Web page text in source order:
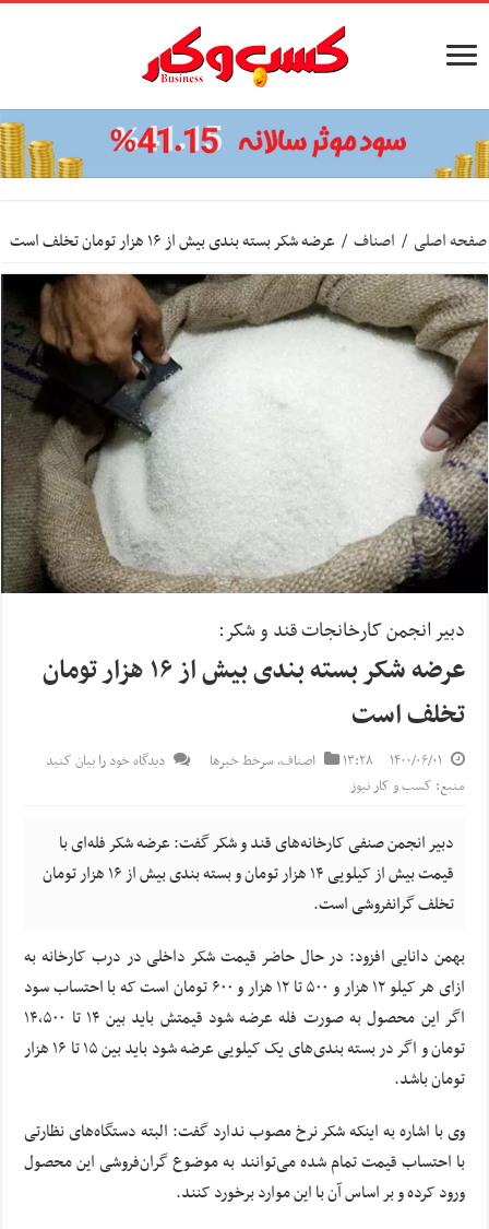
صفحه اصلی / اصناف / عرضه شکر بسته بندی بیش از ۱۶ هزار تومان تخلف است
دبیر انجمن کارخانجات قند و شکر:
عرضه شکر بسته بندی بیش از ۱۶ هزار تومان
تخلف است
۱۴۰۰/۰۶/۰۱ ۱۳:۲۸ اصناف,سرخط خبرها
دیدگاه خود را بیان کنید
منبع: کسب و کار نیوز
دبیر انجمن صنفی کارخانه‌های قند و شکر گفت: عرضه شکر فله‌ای با
قیمت بیش از کیلویی ۱۴ هزار تومان و بسته بندی بیش از ۱۶ هزار تومان
تخلف گرانفروشی است.
بهمن دانایی افزود: در حال حاضر قیمت شکر داخلی در درب کارخانه به
ازای هر کیلو ۱۲ هزار و ۵۰۰ تا ۱۲ هزار و ۶۰۰ تومان است که با احتساب سود
اگر این محصول به صورت فله عرضه شود قیمتش باید بین ۱۴ تا
۱۴,۵۰۰
تومان و اگر در بسته بندی‌های یک کیلویی عرضه شود باید بین ۱۵ تا ۱۶ هزار
تومان باشد.
وی با اشاره به اینکه شکر نرخ مصوب ندارد گفت: البته دستگاه‌های نظارتی
با احتساب قیمت تمام شده می‌توانند به موضوع گران‌فروشی این محصول
ورود کرده و بر اساس آن با این موارد برخورد کنند.